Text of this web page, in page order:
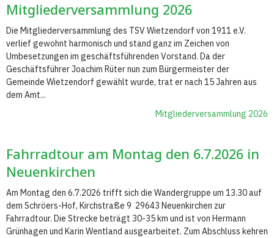
Mitgliederversammlung 2026
Die Mitgliederversammlung des TSV Wietzendorf von 1911 e.V.
verlief gewohnt harmonisch und stand ganz im Zeichen von
Umbesetzungen im geschäftsführenden Vorstand. Da der
Geschäftsführer Joachim Rüter nun zum Bürgermeister der
Gemeinde Wietzendorf gewählt wurde, trat er nach 15 Jahren aus
dem Amt...
Mitgliederversammlung 2026
Fahrradtour am Montag den 6.7.2026 in
Neuenkirchen
Am Montag den 6.7.2026 trifft sich die Wandergruppe um 13.30 auf
dem Schröers-Hof, Kirchstraße 9 29643 Neuenkirchen zur
Fahrradtour. Die Strecke beträgt 30-35 km und ist von Hermann
Grünhagen und Karin Wentland ausgearbeitet. Zum Abschluss kehren